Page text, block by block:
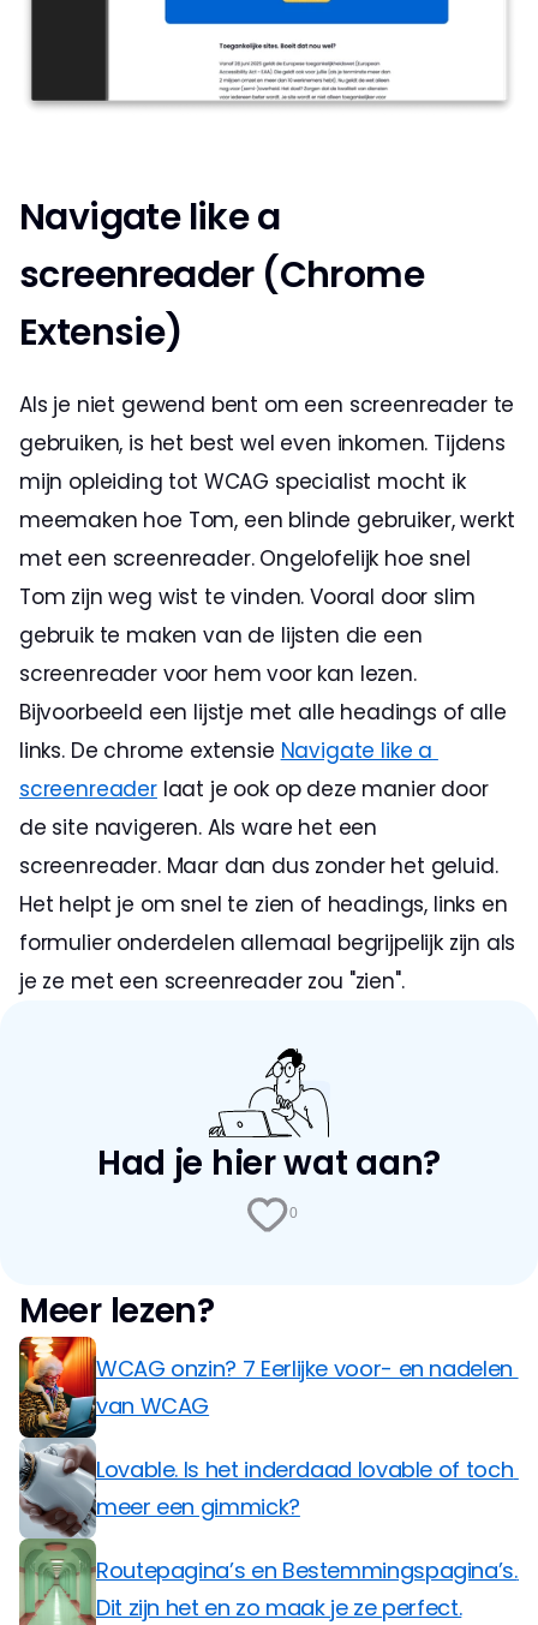
Navigate like a
screenreader (Chrome
Extensie)
Als je niet gewend bent om een screenreader te
gebruiken, is het best wel even inkomen. Tijdens
mijn opleiding tot WCAG specialist mocht ik
meemaken hoe Tom, een blinde gebruiker, werkt
met een screenreader. Ongelofelijk hoe snel
Tom zijn weg wist te vinden. Vooral door slim
gebruik te maken van de lijsten die een
screenreader voor hem voor kan lezen.
Bijvoorbeeld een lijstje met alle headings of alle
links. De chrome extensie Navigate like a
screenreader laat je ook op deze manier door
de site navigeren. Als ware het een
screenreader. Maar dan dus zonder het geluid.
Het helpt je om snel te zien of headings, links en
formulier onderdelen allemaal begrijpelijk zijn als
je ze met een screenreader zou "zien".
Had je hier wat aan?
0
Meer lezen?
WCAG onzin? 7 Eerlijke voor- en nadelen
van WCAG
Lovable. Is het inderdaad lovable of toch
meer een gimmick?
Routepagina’s en Bestemmingspagina’s.
Dit zijn het en zo maak je ze perfect.